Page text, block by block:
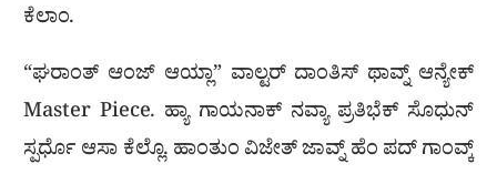
ಕೆಲಾಂ.
“ಘರಾಂತ್ ಆಂಜ್ ಆಯ್ಲಾ” ವಾಲ್ಟರ್ ದಾಂತಿಸ್ ಥಾವ್ನ್ ಆನ್ಯೇಕ್
Master Piece. ಹ್ಯಾ ಗಾಯನಾಕ್ ನವ್ಯಾ ಪ್ರತಿಭೆಕ್ ಸೊಧುನ್
ಸ್ಪರ್ಧೊ ಆಸಾ ಕೆಲ್ಲೊ. ಹಾಂತುಂ ವಿಜೇತ್ ಜಾವ್ನ್ ಹೆಂ ಪದ್ ಗಾಂವ್ಕ್